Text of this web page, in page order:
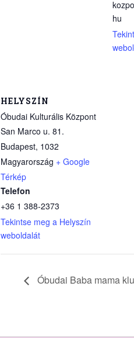
hu
HELYSZÍN
Óbudai Kulturális Központ
San Marco u. 81.
Budapest, 1032
Magyarország + Google
Térkép
Telefon
+36 1 388‑2373
Tekintse meg a Helyszín
weboldalát
Óbudai Baba mama